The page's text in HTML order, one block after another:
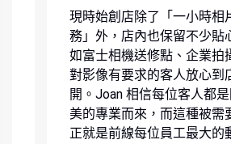
現時始創店除了「一小時相
務」外，店內也保留不少貼
如富士相機送修點、企業拍
對影像有要求的客人放心到
開。Joan 相信每位客人都
美的專業而來，而這種被需
正就是前線每位員工最大的